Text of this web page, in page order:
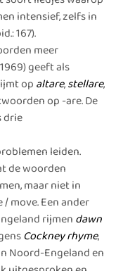
intensief, zelfs in
167).
meer
geeft als
op altare,stellare,
op -are. De
drie
leiden.
de woorden
maar niet in
move. Een ander
rijmen dawn
Cockney rhyme,
Noord-Engeland en